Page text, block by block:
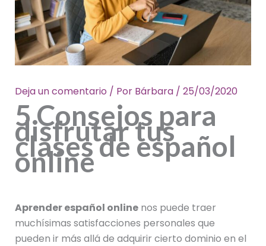
Deja un comentario / Por Bárbara / 25/03/2020
5 Consejos para
disfrutar tus
clases de español
online
Aprender español onlinenos puede traer
muchísimas satisfacciones personales que
pueden ir más allá de adquirir cierto dominio en el